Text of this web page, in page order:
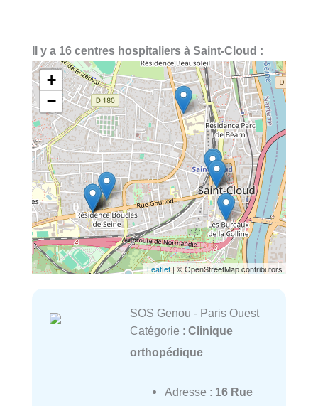
Il y a 16 centres hospitaliers à Saint-Cloud :
+
−
Leaflet| © OpenStreetMap contributors
SOS Genou - Paris Ouest
Catégorie : Clinique
orthopédique
Adresse : 16 Rue